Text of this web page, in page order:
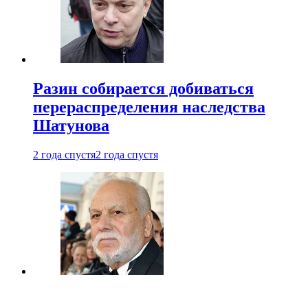
Разин собирается добиваться
перераспределения наследства
Шатунова
2 года спустя2 года спустя